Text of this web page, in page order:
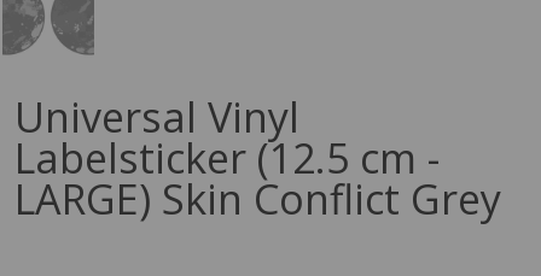
Universal Vinyl
Labelsticker (12.5 cm -
LARGE) Skin Conflict Grey